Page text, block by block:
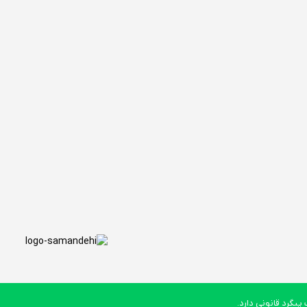
قانونی دارد.